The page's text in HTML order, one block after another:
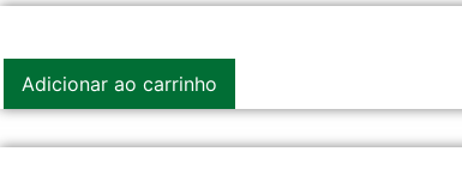
Adicionar ao carrinho